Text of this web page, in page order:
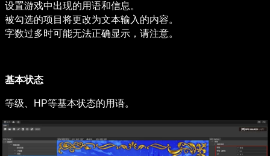
设置游戏中出现的用语和信息。
被勾选的项目将更改为文本输入的内容。
字数过多时可能无法正确显示，请注意。
基本状态
等级、HP等基本状态的用语。